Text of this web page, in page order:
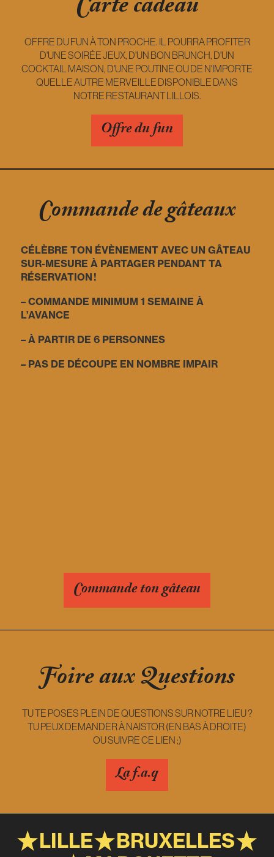
OFFRE DU FUN À TON PROCHE. IL POURRA PROFITER
D'UNE SOIRÉE JEUX, D'UN BON BRUNCH, D'UN
COCKTAIL MAISON, D'UNE POUTINE OU DE N'IMPORTE
QUELLE AUTRE MERVEILLE DISPONIBLE DANS
NOTRE RESTAURANT LILLOIS.
Offre du fun
Commande de gâteaux
CÉLÈBRE TON ÉVÈNEMENT AVEC UN GÂTEAU
SUR-MESURE À PARTAGER PENDANT TA
RÉSERVATION !
– COMMANDE MINIMUM 1 SEMAINE À
L’AVANCE
– À PARTIR DE 6 PERSONNES
– PAS DE DÉCOUPE EN NOMBRE IMPAIR
Commande ton gâteau
Foire aux Questions
TU TE POSES PLEIN DE QUESTIONS SUR NOTRE LIEU ?
TU PEUX DEMANDER À NAISTOR (EN BAS À DROITE)
OU SUIVRE CE LIEN ;)
La f.a.q
LILLE
BRUXELLES